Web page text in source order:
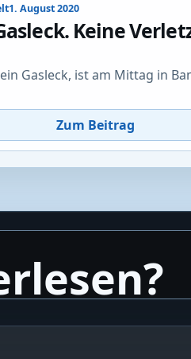
1. August 2020
Keine
Gasleck, ist am Mittag in
Zum Beitrag